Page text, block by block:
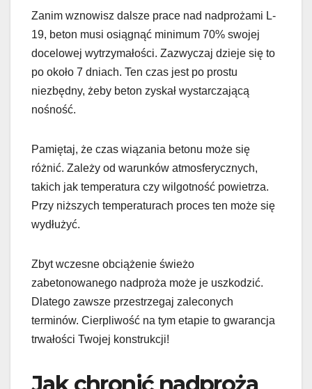
Zanim wznowisz dalsze prace nad nadprożami L-
19, beton musi osiągnąć minimum 70% swojej
docelowej wytrzymałości. Zazwyczaj dzieje się to
po około 7 dniach. Ten czas jest po prostu
niezbędny, żeby beton zyskał wystarczającą
nośność.
Pamiętaj, że czas wiązania betonu może się
różnić. Zależy od warunków atmosferycznych,
takich jak temperatura czy wilgotność powietrza.
Przy niższych temperaturach proces ten może się
wydłużyć.
Zbyt wczesne obciążenie świeżo
zabetonowanego nadproża może je uszkodzić.
Dlatego zawsze przestrzegaj zaleconych
terminów. Cierpliwość na tym etapie to gwarancja
trwałości Twojej konstrukcji!
Jak chronić nadproża